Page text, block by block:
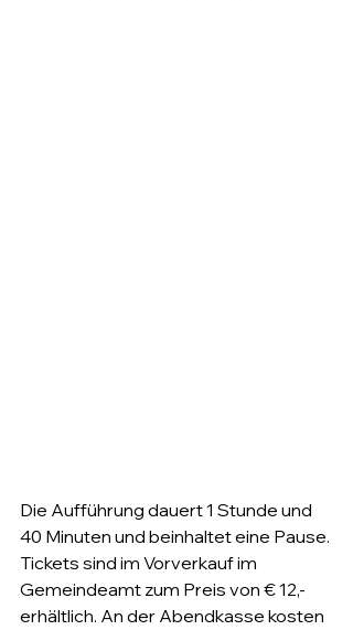
Die Aufführung dauert 1 Stunde und
40 Minuten und beinhaltet eine Pause.
Tickets sind im Vorverkauf im
Gemeindeamt zum Preis von € 12,-
erhältlich. An der Abendkasse kosten